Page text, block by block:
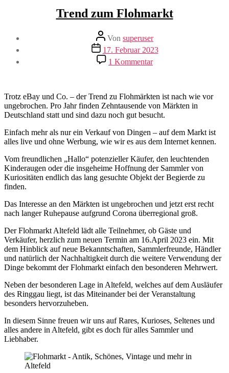
Trend zum Flohmarkt
Beitragsautor
Von superuser
Veröffentlichungsdatum
17. Februar 2023
1 Kommentarzu
Trend
Trotz eBay und Co. – der Trend zu Flohmärkten ist nach wie vor
ungebrochen. Pro Jahr finden Zehntausende von Märkten in
Deutschland statt und sind dazu noch gut besucht.
Einfach mehr als nur ein Verkauf von Dingen – auf dem Markt ist
alles live und ohne Werbung, wie wir es aus dem Internet kennen.
Vom freundlichen „Hallo“ potenzieller Käufer, den leuchtenden
Kinderaugen oder die insgeheime Hoffnung der Sammler von
Kuriositäten endlich das lang gesuchte Objekt der Begierde zu
finden.
Das Interesse an den Märkten ist ungebrochen und jetzt erst recht
nach langer Ruhepause aufgrund Corona überregional groß.
Der Flohmarkt Altefeld lädt alle Teilnehmer, ob Gäste und
Verkäufer, herzlich zum neuen Termin am 16.April 2023 ein. Mit
dem Hinblick auf neue Bekanntschaften, Sammlerfreunde, Händler
und natürlich der Nachhaltigkeit durch die weitere Verwendung der
Dinge bekommt der Flohmarkt einfach den besonderen Mehrwert.
Neben der besonderen Lage in Altefeld, welches auf dem Ausläufer
des Ringgau liegt, ist das Miteinander bei der Veranstaltung
besonders hervorzuheben.
In diesem Sinne freuen wir uns auf Rares, Kurioses, Seltenes und
alles andere in Altefeld, gibt es doch für alles Sammler und
Liebhaber.